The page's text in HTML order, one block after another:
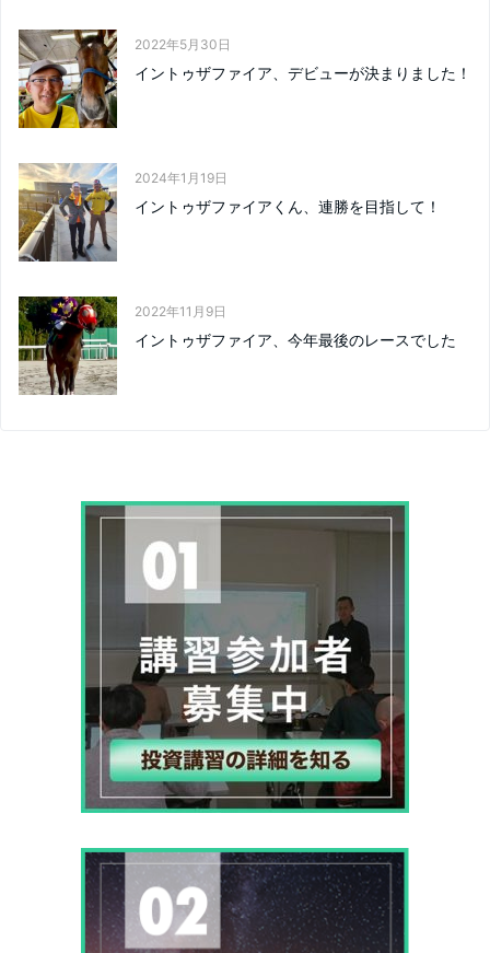
2022年5月30日
イントゥザファイア、デビューが決まりました！
2024年1月19日
イントゥザファイアくん、連勝を目指して！
2022年11月9日
イントゥザファイア、今年最後のレースでした